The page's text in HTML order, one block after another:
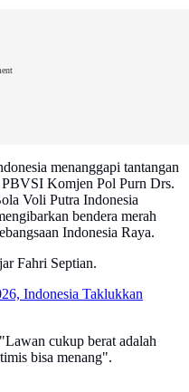
menanggapi tantangan
Komjen Pol Purn Drs.
Voli Putra Indonesia
bendera merah
Indonesia Raya.
Fahri Septian.
Indonesia Taklukkan
cukup berat adalah
bisa menang".